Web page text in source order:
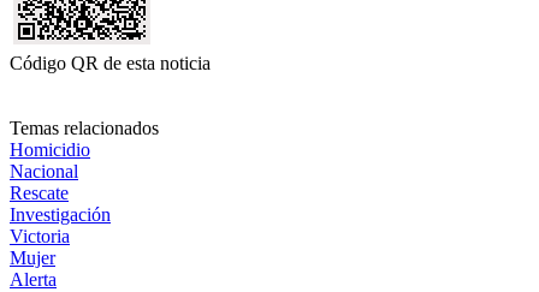
Código QR de esta noticia
Temas relacionados
Homicidio
Nacional
Rescate
Investigación
Victoria
Mujer
Alerta